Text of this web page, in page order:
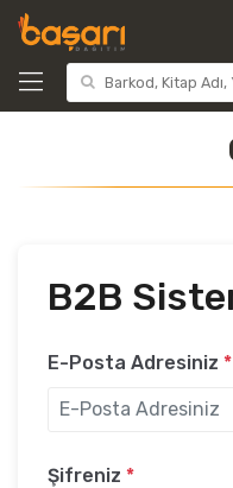
B2B
E-Posta Adresiniz *
Şifreniz *